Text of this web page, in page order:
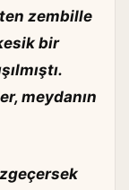
zembille
bir
meydanın